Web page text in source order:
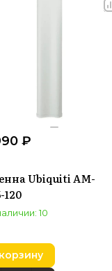
₽
Ubiquiti AM-
120
10